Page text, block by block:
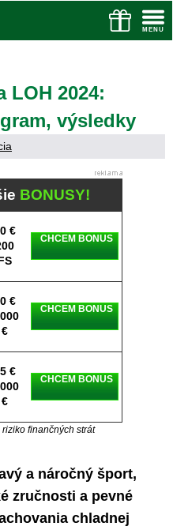
LOH 2024:
výsledky
BONUSY!
€
CHCEM BONUS
€
€
CHCEM BONUS
€
€
CHCEM BONUS
finančných strát
a náročný šport,
zručnosti a pevné
chladnej